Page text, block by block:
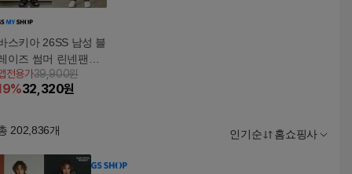
스키아 26SS 남성 블
이즈 썸머 린넨팬츠
종
전용가39,900원
%32,320원
202,836개 인기순 홈쇼핑사